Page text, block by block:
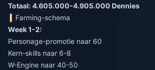
Totaal: 4.605.000-4.905.000 Dennies
Farming-schema
Week 1-2:
Personage-promotie naar 60
Kern-skills naar 6-8
W-Engine naar 40-50